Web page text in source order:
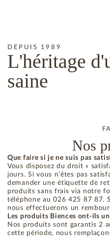
DEPUIS 1989
L'héritage
saine
Nos
Que faire si je ne suis pas
Vous disposez du droit «
jours. Si vous n’êtes pas
demander une étiquette de
produits sans frais via notre
téléphone au 026 425 87 87.
nous effectuerons un
Les produits Biences ont-ils
Nos produits sont garantis 2
cette période, nous